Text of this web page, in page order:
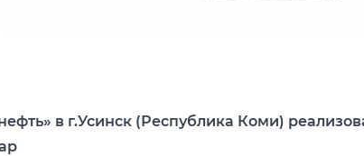
в г.Усинск (Республика Коми)